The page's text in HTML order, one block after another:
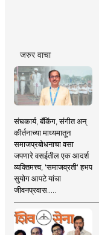
जरुर वाचा
संघकार्य, बँकिंग, संगीत अन्
कीर्तनाच्या माध्यमातून
समाजप्रबोधनाचा वसा
जपणारे वसईतील एक आदर्श
व्यक्तिमत्त्व, 'समाजव्रती' हभप
सुयोग आपटे यांचा
जीवनप्रवास.....